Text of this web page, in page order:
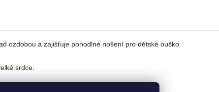
ozdobou a zajišťuje pohodlné nošení pro dětské ouško.
srdce.